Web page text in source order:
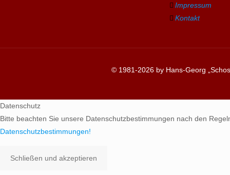
Impressum
Kontakt
© 1981-2026 by Hans-Georg
Datenschutz
Bitte beachten Sie unsere Datenschutzbestimmungen nach den
Datenschutzbestimmungen!
Schließen und akzeptieren